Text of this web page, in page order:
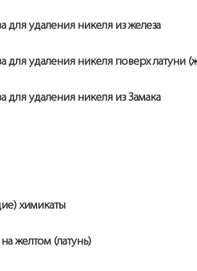
для удаления никеля из железа
для удаления никеля поверх латуни
для удаления никеля из Замака
химикаты
желтом (латунь)